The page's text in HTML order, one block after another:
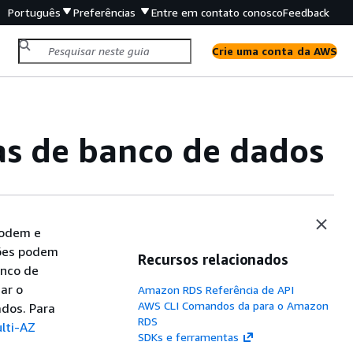
Português Preferências Entre em contato conoscoFeedback
Crie uma conta da AWS
de banco de dados
e
podem
de
o
Para
AZ
Recursos relacionados
Amazon RDS Referência de API
AWS CLI Comandos da para o Amazon
RDS
SDKs e ferramentas